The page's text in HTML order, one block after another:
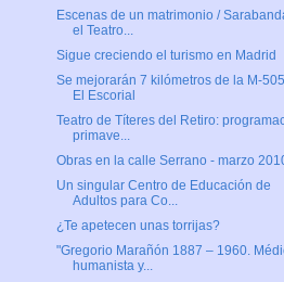
Escenas de un matrimonio /
el Teatro...
Sigue creciendo el turismo en Madrid
Se mejorarán 7 kilómetros de la M-
El Escorial
Teatro de Títeres del Retiro:
primave...
Obras en la calle Serrano - marzo
Un singular Centro de Educación de
Adultos para Co...
¿Te apetecen unas torrijas?
"Gregorio Marañón 1887 – 1960.
humanista y...